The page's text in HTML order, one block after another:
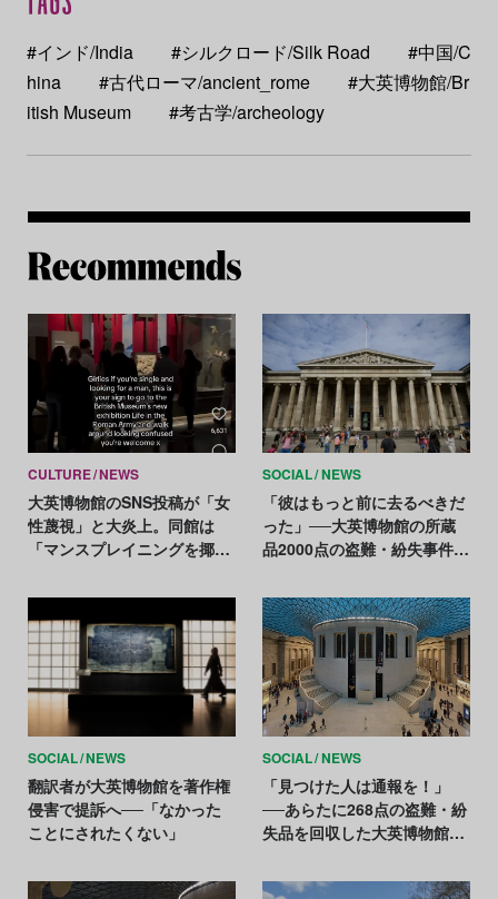
#インド/India #シルクロード/Silk Road
#中国/C
hina
#古代ローマ/ancient_rome
#大英博物館/Br
itish Museum
#考古学/archeology
CULTURE NEWS
大英博物館のSNS投稿が「女
性蔑視」と大炎上。同館は
「マンスプレイニングを揶揄
SOCIAL NEWS
「彼はもっと前に去るべきだ
った」──大英博物館の所蔵
品2000点の盗難・紛失事件を
SOCIAL NEWS
翻訳者が大英博物館を著作権
侵害で提訴へ──「なかった
ことにされたくない」
SOCIAL NEWS
「見つけた人は通報を！」
──あらたに268点の盗難・紛
失品を回収した大英博物館が